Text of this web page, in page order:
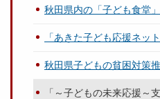
秋田県内の「子ども食堂
「あきた子ども応援ネッ
秋田県子どもの貧困対策
「～子どもの未来応援～